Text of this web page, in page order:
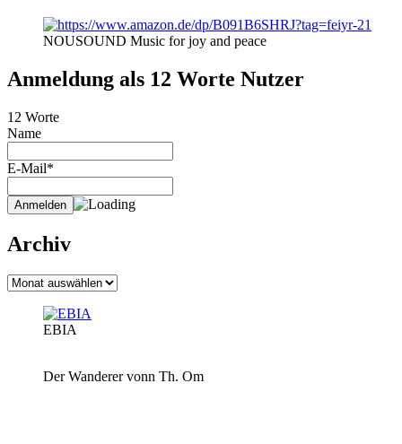
NOUSOUND Music for joy and peace
Anmeldung als 12 Worte Nutzer
12 Worte
Name
E-Mail*
Archiv
Archiv
EBIA
Der Wanderer vonn Th. Om